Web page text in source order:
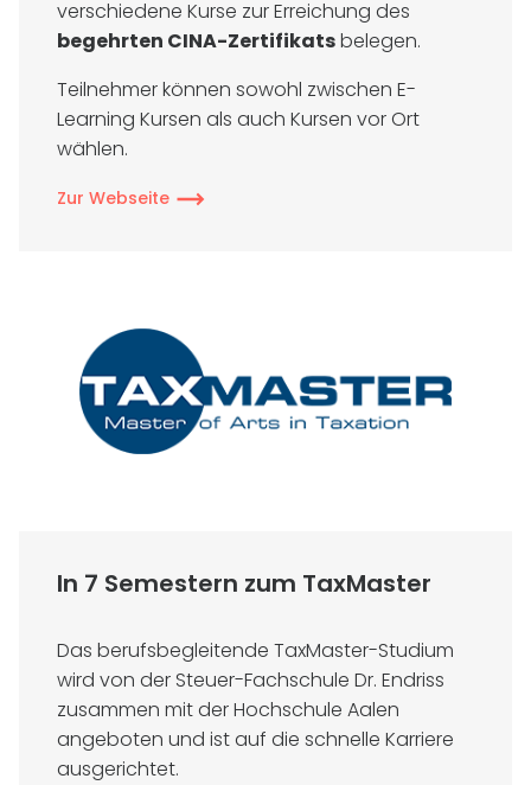
verschiedene Kurse zur Erreichung des
begehrten CINA-Zertifikatsbelegen.
Teilnehmer können sowohl zwischen E-
Learning Kursen als auch Kursen vor Ort
wählen.
Zur Webseite
In 7 Semestern zum TaxMaster
Das berufsbegleitende TaxMaster-Studium
wird von der Steuer-Fachschule Dr. Endriss
zusammen mit der Hochschule Aalen
angeboten und ist auf die schnelle Karriere
ausgerichtet.